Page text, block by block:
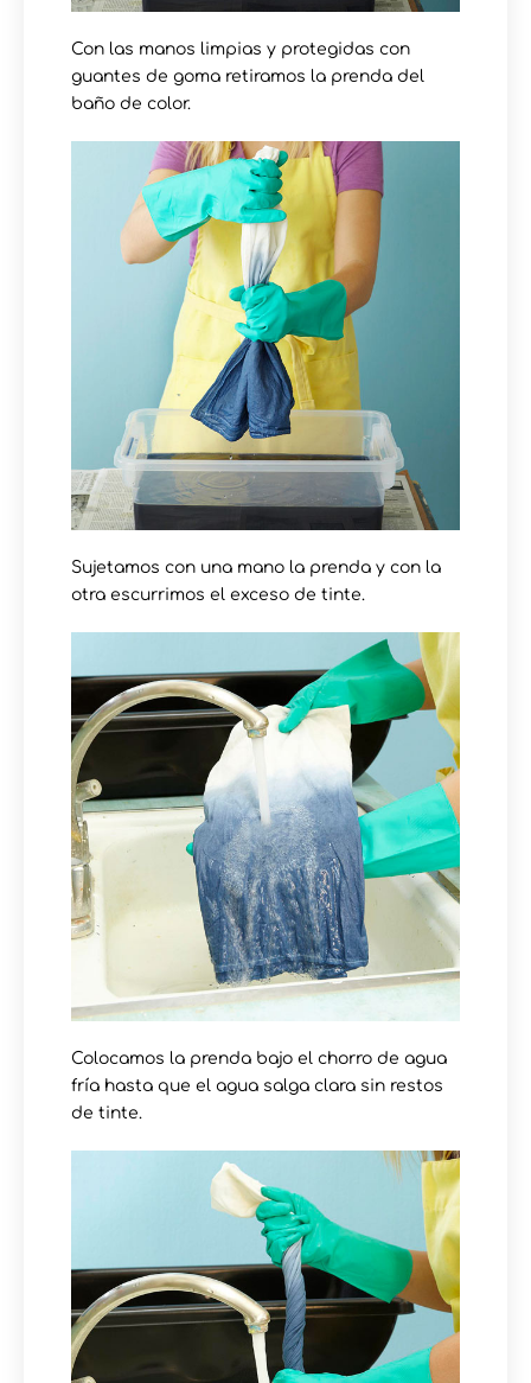
Con las manos limpias y protegidas con
guantes de goma retiramos la prenda del
baño de color.
Sujetamos con una mano la prenda y con la
otra escurrimos el exceso de tinte.
Colocamos la prenda bajo el chorro de agua
fría hasta que el agua salga clara sin restos
de tinte.